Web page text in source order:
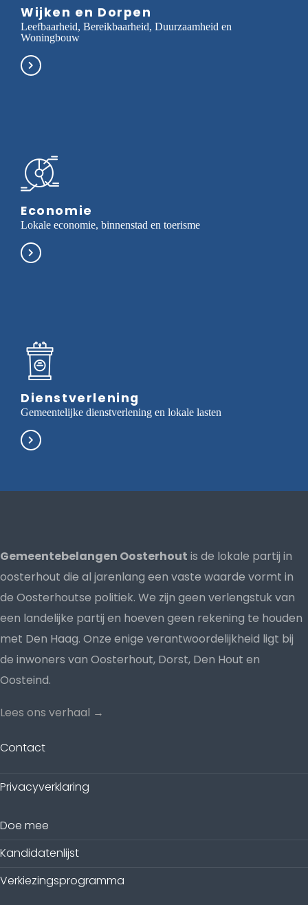
Wijken en Dorpen
Leefbaarheid, Bereikbaarheid, Duurzaamheid en
Woningbouw
Economie
Lokale economie, binnenstad en toerisme
Dienstverlening
Gemeentelijke dienstverlening en lokale lasten
Gemeentebelangen Oosterhout is de lokale partij in
oosterhout die al jarenlang een vaste waarde vormt in
de Oosterhoutse politiek. We zijn geen verlengstuk van
een landelijke partij en hoeven geen rekening te houden
met Den Haag. Onze enige verantwoordelijkheid ligt bij
de inwoners van Oosterhout, Dorst, Den Hout en
Oosteind.
Lees ons verhaal →
Contact
Privacyverklaring
Doe mee
Kandidatenlijst
Verkiezingsprogramma